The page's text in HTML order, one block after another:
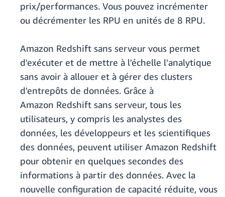
prix/performances. Vous pouvez incrémenter
ou décrémenter les RPU en unités de 8 RPU.
Amazon Redshift sans serveur vous permet
d'exécuter et de mettre à l'échelle l'analytique
sans avoir à allouer et à gérer des clusters
d'entrepôts de données. Grâce à
Amazon Redshift sans serveur, tous les
utilisateurs, y compris les analystes des
données, les développeurs et les scientifiques
des données, peuvent utiliser Amazon Redshift
pour obtenir en quelques secondes des
informations à partir des données. Avec la
nouvelle configuration de capacité réduite, vous